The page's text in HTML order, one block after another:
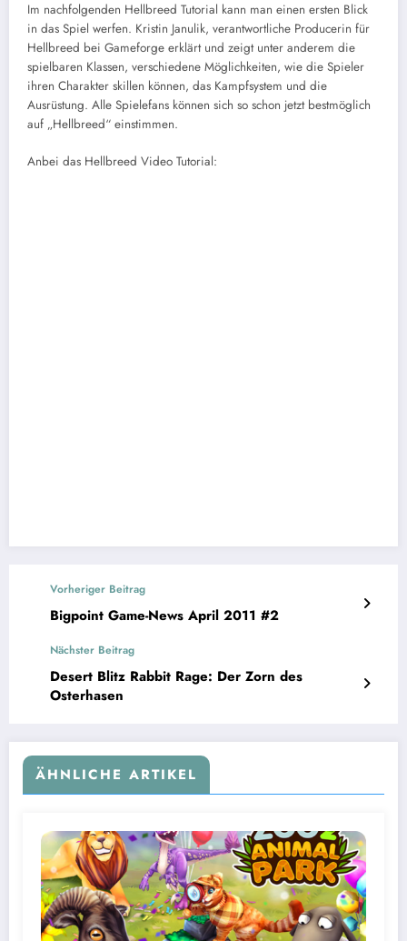
Im nachfolgenden Hellbreed Tutorial kann man einen ersten Blick
in das Spiel werfen. Kristin Janulik, verantwortliche Producerin für
Hellbreed bei Gameforge erklärt und zeigt unter anderem die
spielbaren Klassen, verschiedene Möglichkeiten, wie die Spieler
ihren Charakter skillen können, das Kampfsystem und die
Ausrüstung. Alle Spielefans können sich so schon jetzt bestmöglich
auf „Hellbreed“ einstimmen.
Anbei das Hellbreed Video Tutorial:
Vorheriger Beitrag
Bigpoint Game-News April 2011 #2
Nächster Beitrag
Desert Blitz Rabbit Rage: Der Zorn des
Osterhasen
ÄHNLICHE ARTIKEL